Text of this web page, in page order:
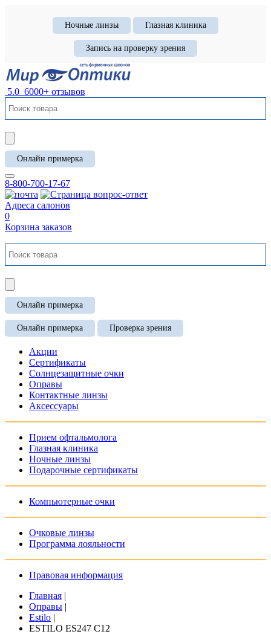
Ночные линзы Глазная клиника
Запись на проверку зрения
5.0 6000+ отзывов
Онлайн примерка
8-800-700-17-67
Адреса салонов
0
Корзина заказов
Онлайн примерка
Онлайн примерка Проверка зрения
Акции
Сертификаты
Солнцезащитные очки
Оправы
Контактные линзы
Аксессуары
Прием офтальмолога
Глазная клиника
Ночные линзы
Подарочные сертификаты
Компьютерные очки
Очковые линзы
Программа лояльности
Правовая информация
Главная |
Оправы |
Estilo |
ESTILO ES247 C12